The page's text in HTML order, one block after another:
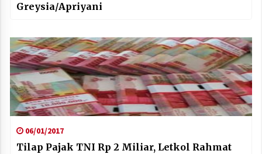
Greysia/Apriyani
06/01/2017
Tilap Pajak TNI Rp 2 Miliar, Letkol Rahmat